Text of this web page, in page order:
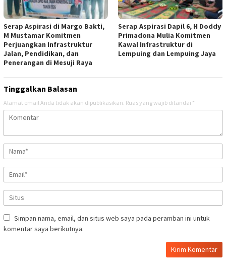
Serap Aspirasi di Margo Bakti,
M Mustamar Komitmen
Perjuangkan Infrastruktur
Jalan, Pendidikan, dan
Penerangan di Mesuji Raya
Serap Aspirasi Dapil 6, H Doddy
Primadona Mulia Komitmen
Kawal Infrastruktur di
Lempuing dan Lempuing Jaya
Tinggalkan Balasan
Alamat email Anda tidak akan dipublikasikan. Ruas yang wajib ditandai *
Simpan nama, email, dan situs web saya pada peramban ini untuk
komentar saya berikutnya.